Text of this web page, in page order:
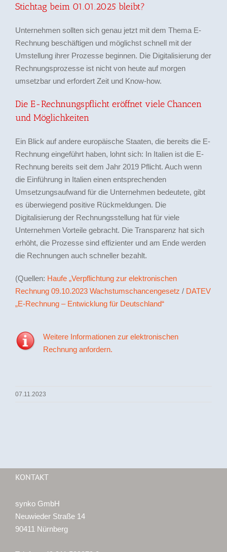
Stichtag beim 01.01.2025 bleibt?
Unternehmen sollten sich genau jetzt mit dem Thema E-
Rechnung beschäftigen und möglichst schnell mit der
Umstellung ihrer Prozesse beginnen. Die Digitalisierung der
Rechnungsprozesse ist nicht von heute auf morgen
umsetzbar und erfordert Zeit und Know-how.
Die E-Rechnungspflicht eröffnet viele Chancen
und Möglichkeiten
Ein Blick auf andere europäische Staaten, die bereits die E-
Rechnung eingeführt haben, lohnt sich: In Italien ist die E-
Rechnung bereits seit dem Jahr 2019 Pflicht. Auch wenn
die Einführung in Italien einen entsprechenden
Umsetzungsaufwand für die Unternehmen bedeutete, gibt
es überwiegend positive Rückmeldungen. Die
Digitalisierung der Rechnungsstellung hat für viele
Unternehmen Vorteile gebracht. Die Transparenz hat sich
erhöht, die Prozesse sind effizienter und am Ende werden
die Rechnungen auch schneller bezahlt.
(Quellen: Haufe „Verpflichtung zur elektronischen
Rechnung 09.10.2023 Wachstumschancengesetz / DATEV
„E-Rechnung – Entwicklung für Deutschland“
Weitere Informationen zur elektronischen
Rechnung anfordern.
07.11.2023
KONTAKT
synko GmbH
Neuwieder Straße 14
90411 Nürnberg